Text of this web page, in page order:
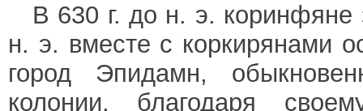
В 630 г. до н. э. коринфяне
н. э. вместе с коркирянами
город Эпидамн,
колонии, благодаря